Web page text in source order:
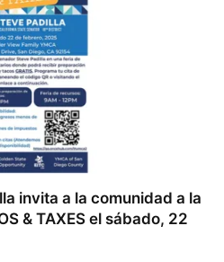
invita a la comunidad a la
& TAXES el sábado, 22